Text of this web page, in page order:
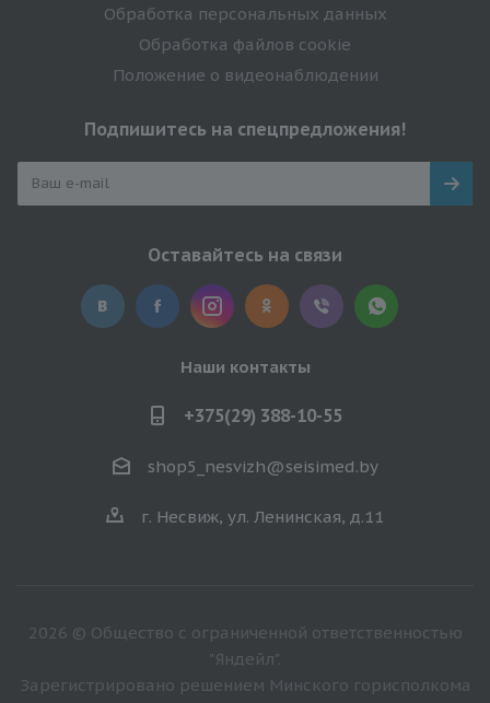
Обработка персональных данных
Обработка файлов cookie
Положение о видеонаблюдении
Подпишитесь на спецпредложения!
Оставайтесь на связи
Наши контакты
+375(29) 388-10-55
shop5_nesvizh@seisimed.by
г. Несвиж, ул. Ленинская, д.11
2026 © Общество с ограниченной ответственностью
"Яндейл".
Зарегистрировано решением Минского горисполкома